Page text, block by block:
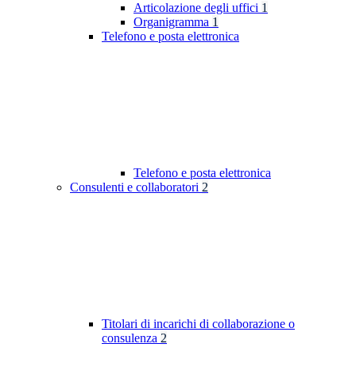
Articolazione degli uffici 1
Organigramma 1
Telefono e posta elettronica
Telefono e posta elettronica
Consulenti e collaboratori 2
Titolari di incarichi di collaborazione o
consulenza 2